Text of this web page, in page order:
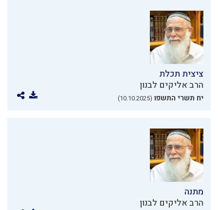
ציצית תכלת
הרב אליקים לבנון
יח תשרי התשפו (10.10.2025)
מתנה
הרב אליקים לבנון